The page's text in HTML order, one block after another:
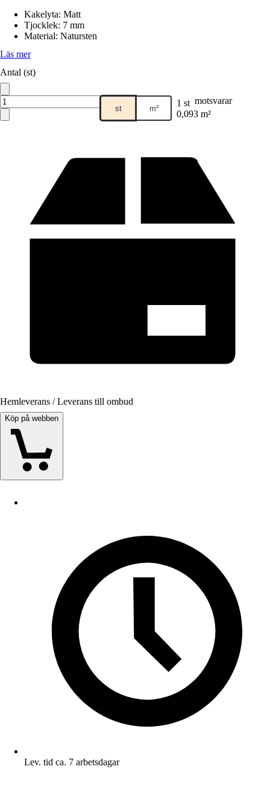
Kakelyta: Matt
Tjocklek: 7 mm
Material: Natursten
Läs mer
Antal (st)
st m² 1 st motsvarar
0,093 m²
Hemleverans / Leverans till ombud
Köp på webben
Lev. tid ca. 7 arbetsdagar